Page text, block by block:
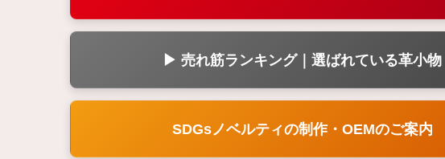
▶ 売れ筋ランキング｜選ばれている革小物
SDGsノベルティの制作・OEMのご案内